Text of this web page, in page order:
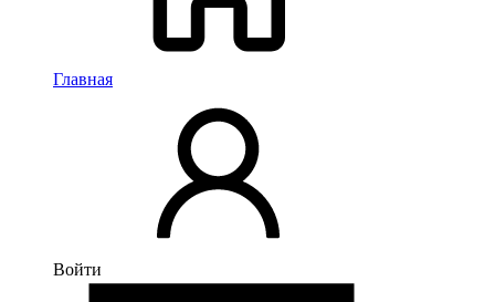
Главная
Войти